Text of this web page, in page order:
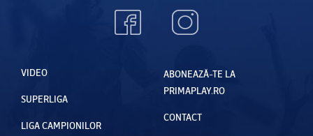
VIDEO
SUPERLIGA
LIGA CAMPIONILOR
ABONEAZĂ-TE LA
PRIMAPLAY.RO
CONTACT